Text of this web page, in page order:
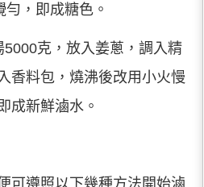
，即成糖色。
克，放入姜蔥，調入精
香料包，燒沸後改用小火慢
成新鮮滷水。
可遵照以下幾種方法開始滷